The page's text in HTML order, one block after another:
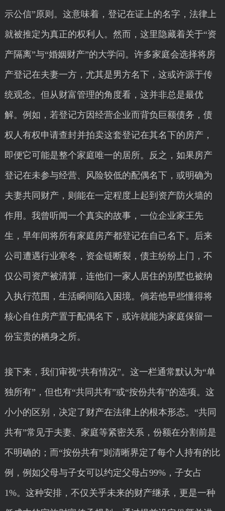
示公信”原则。这意味着，登记在证上的名字，法律上
就被推定为真正的权利人。然而，这里隐藏着关于“资
产隔离”与“婚姻财产”的大学问。许多家庭会选择将房
产登记在夫妻一方，尤其是男方名下，这或许源于传
统观念。但从财富管理的角度看，这并非总是最优
解。例如，若登记方因经营企业而背负巨额债务，债
权人有权申请查封并拍卖这套登记在其名下的房产，
即便它可能是整个家庭唯一的居所。反之，如果房产
登记在未参与经营、风险较低的配偶名下，或明确为
夫妻共同财产，则能在一定程度上起到资产防火墙的
作用。我曾听闻一个真实的故事，一位企业家王先
生，早年间将所有家庭房产都登记在自己名下。后来
公司遭遇行业寒冬，资金链断裂，债主纷纷上门，不
仅公司资产被清算，连他们一家人居住的别墅也被纳
入执行范围，生活瞬间陷入困境。倘若他早些懂得将
核心自住房产置于配偶名下，或许就能为家庭保留一
份宝贵的栖身之所。
接下来，我们审视“共有情况”。这一栏通常默认为“单
独所有”，但也有“共同共有”或“按份共有”的选项。这
小小的区别，决定了财产在法律上的根本形态。“共同
共有”常见于夫妻、家庭等紧密关系，份额在分割前是
不明确的；而“按份共有”则清晰界定了每个人持有的比
例，例如父母与子女可以约定父母占99%，子女占
1%。这种安排，不仅关乎未来的财产继承，更是一种